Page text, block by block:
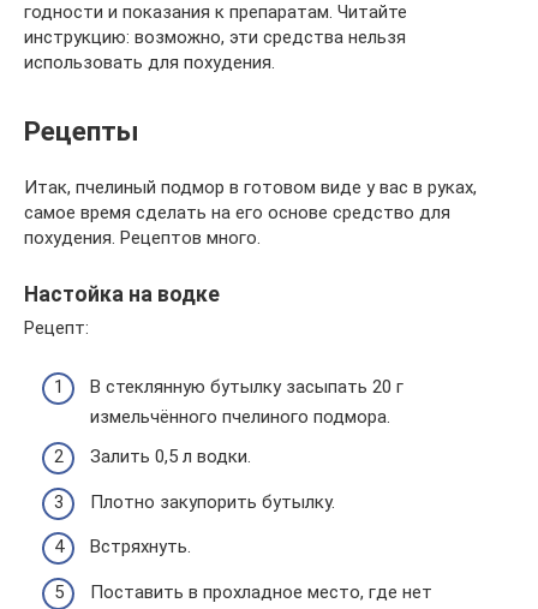
годности и показания к препаратам. Читайте
инструкцию: возможно, эти средства нельзя
использовать для похудения.
Рецепты
Итак, пчелиный подмор в готовом виде у вас в руках,
самое время сделать на его основе средство для
похудения. Рецептов много.
Настойка на водке
Рецепт:
В стеклянную бутылку засыпать 20 г
измельчённого пчелиного подмора.
Залить 0,5 л водки.
Плотно закупорить бутылку.
Встряхнуть.
Поставить в прохладное место, где нет